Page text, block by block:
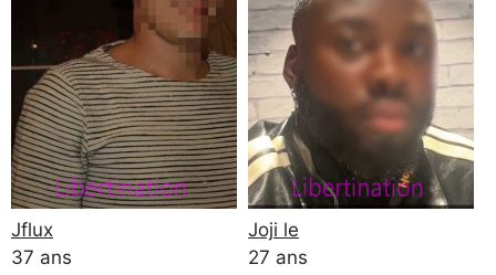
Jflux
37 ans
Joji le
27 ans